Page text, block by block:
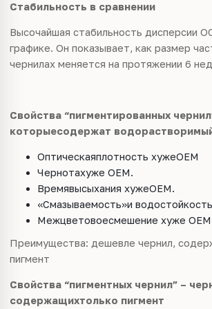
Стабильность в сравнении
Высочайшая стабильность дисперсии
графике. Он показывает, как размер
чернилах меняется на протяжении 6
Свойства “пигментированных
которыесодержат
Оптическаяплотность хужеOEM
Чернотахуже OEM.
Времявысыхания хужеOEM.
«Смазываемость»и
Межцветовоесмешение хуже OEM
Преимущества: дешевле чернил,
пигмент
Свойства “пигментных чернил” –
содержащихтолько пигмент